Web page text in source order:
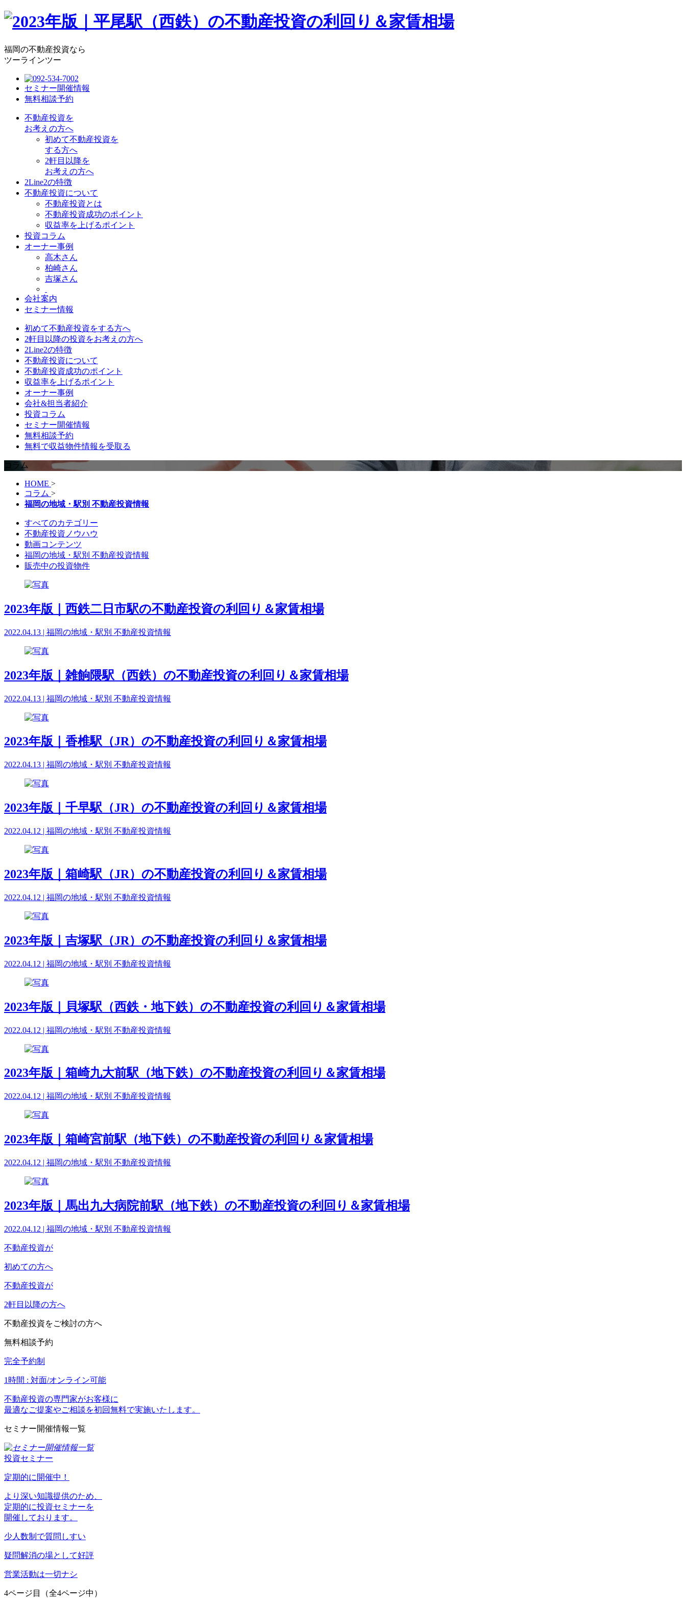
福岡の不動産投資なら
ツーラインツー
セミナー開催情報
無料相談予約
不動産投資を
お考えの方へ
初めて不動産投資を
する方へ
2軒目以降を
お考えの方へ
2Line2の特徴
不動産投資について
不動産投資とは
不動産投資成功のポイント
収益率を上げるポイント
投資コラム
オーナー事例
高木さん
柏崎さん
吉塚さん
会社案内
セミナー情報
初めて不動産投資をする方へ
2軒目以降の投資をお考えの方へ
2Line2の特徴
不動産投資について
不動産投資成功のポイント
収益率を上げるポイント
オーナー事例
会社&担当者紹介
投資コラム
セミナー開催情報
無料相談予約
無料で収益物件情報を受取る
コラム
HOME >
コラム >
福岡の地域・駅別 不動産投資情報
すべてのカテゴリー
不動産投資ノウハウ
動画コンテンツ
福岡の地域・駅別 不動産投資情報
販売中の投資物件
2023年版｜西鉄二日市駅の不動産投資の利回り＆家賃相場
2022.04.13 | 福岡の地域・駅別 不動産投資情報
2023年版｜雑餉隈駅（西鉄）の不動産投資の利回り＆家賃相場
2022.04.13 | 福岡の地域・駅別 不動産投資情報
2023年版｜香椎駅（JR）の不動産投資の利回り＆家賃相場
2022.04.13 | 福岡の地域・駅別 不動産投資情報
2023年版｜千早駅（JR）の不動産投資の利回り＆家賃相場
2022.04.12 | 福岡の地域・駅別 不動産投資情報
2023年版｜箱崎駅（JR）の不動産投資の利回り＆家賃相場
2022.04.12 | 福岡の地域・駅別 不動産投資情報
2023年版｜吉塚駅（JR）の不動産投資の利回り＆家賃相場
2022.04.12 | 福岡の地域・駅別 不動産投資情報
2023年版｜貝塚駅（西鉄・地下鉄）の不動産投資の利回り＆家賃相場
2022.04.12 | 福岡の地域・駅別 不動産投資情報
2023年版｜箱崎九大前駅（地下鉄）の不動産投資の利回り＆家賃相場
2022.04.12 | 福岡の地域・駅別 不動産投資情報
2023年版｜箱崎宮前駅（地下鉄）の不動産投資の利回り＆家賃相場
2022.04.12 | 福岡の地域・駅別 不動産投資情報
2023年版｜馬出九大病院前駅（地下鉄）の不動産投資の利回り＆家賃相場
2022.04.12 | 福岡の地域・駅別 不動産投資情報
不動産投資が
初めての方へ
不動産投資が
2軒目以降の方へ
不動産投資をご検討の方へ
無料相談予約
完全予約制
1 時間 : 対面/オンライン可能
不動産投資の専門家がお客様に
最適なご提案やご相談を初回無料で実施いたします。
セミナー開催情報一覧
投資セミナー
定期的に開催中！
より深い知識提供のため、
定期的に投資セミナーを
開催しております。
少人数制で質問しすい
疑問解消の場として好評
営業活動は一切ナシ
4ページ目（全4ページ中）